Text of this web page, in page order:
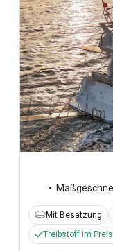
Mit Besatzung
Treibstoff im